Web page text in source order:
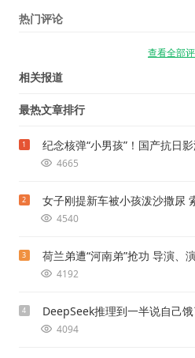
热门评论
查看全部
相关报道
最热文章排行
1 纪念核弹“小男孩”！国产抗日
4665
2 女子刚提新车被小孩泼沙撒尿
4540
3 荷兰弟遭“河南弟”抢功 导演、
4192
4 DeepSeek推理到一半说自己
4094